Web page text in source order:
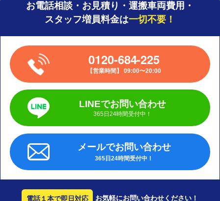
お電話相談・お見積り・運搬車両費用・
スタッフ増員料金は一切不要！
0120-684-225
営業時間 09:00〜20:00
LINEでお問い合わせ
365日24時間受付中！
メールでお問い合わせ
365日24時間受付中！
電話１本で即日対応 お気軽にお問い合わせください！